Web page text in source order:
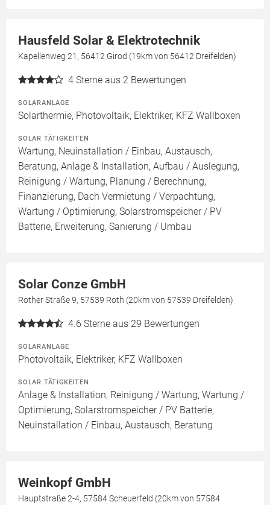
Hausfeld Solar & Elektrotechnik
Kapellenweg 21, 56412 Girod (19km von 56412 Dreifelden)
4 Sterne aus 2 Bewertungen
SOLARANLAGE
Solarthermie, Photovoltaik, Elektriker, KFZ Wallboxen
SOLAR TÄTIGKEITEN
Wartung, Neuinstallation / Einbau, Austausch,
Beratung, Anlage & Installation, Aufbau / Auslegung,
Reinigung / Wartung, Planung / Berechnung,
Finanzierung, Dach Vermietung / Verpachtung,
Wartung / Optimierung, Solarstromspeicher / PV
Batterie, Erweiterung, Sanierung / Umbau
Solar Conze GmbH
Rother Straße 9, 57539 Roth (20km von 57539 Dreifelden)
4.6 Sterne aus 29 Bewertungen
SOLARANLAGE
Photovoltaik, Elektriker, KFZ Wallboxen
SOLAR TÄTIGKEITEN
Anlage & Installation, Reinigung / Wartung, Wartung /
Optimierung, Solarstromspeicher / PV Batterie,
Neuinstallation / Einbau, Austausch, Beratung
Weinkopf GmbH
Hauptstraße 2-4, 57584 Scheuerfeld (20km von 57584